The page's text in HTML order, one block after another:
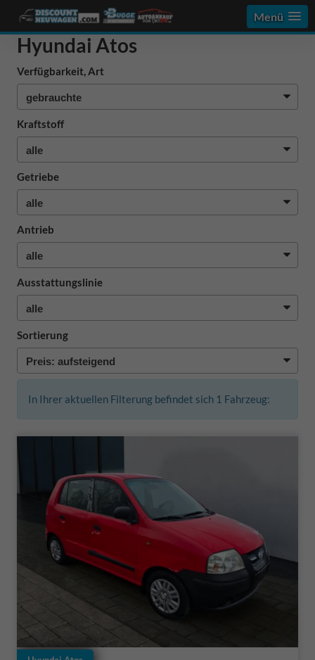
Menü
Hyundai Atos
Verfügbarkeit, Art
Kraftstoff
Getriebe
Antrieb
Ausstattungslinie
Sortierung
In Ihrer aktuellen Filterung befindet sich 1 Fahrzeug: